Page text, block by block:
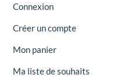
Connexion
Créer un compte
Mon panier
Ma liste de souhaits